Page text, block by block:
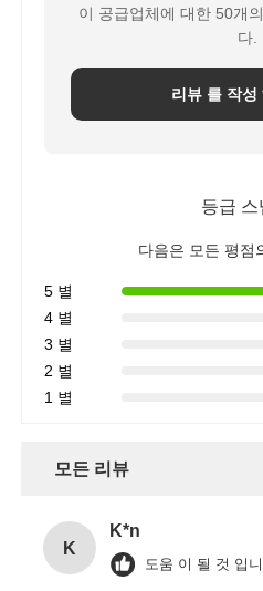
이 공급업체에 대한 50개
다.
리뷰 를 작성
등급 스
다음은 모든 평점
5 별
4 별
3 별
2 별
1 별
모든 리뷰
K
K*n
도움 이 될 것 입